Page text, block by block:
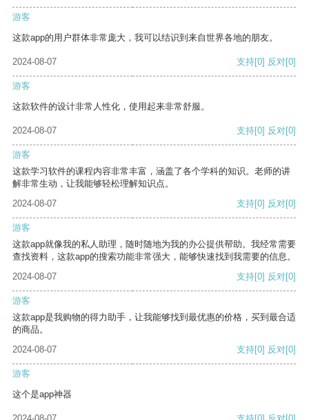
游客
这款app的用户群体非常庞大，我可以结识到来自世界各地的朋友。
2024-08-07 支持[0] 反对[0]
游客
这款软件的设计非常人性化，使用起来非常舒服。
2024-08-07 支持[0] 反对[0]
游客
这款学习软件的课程内容非常丰富，涵盖了各个学科的知识。老师的讲
解非常生动，让我能够轻松理解知识点。
2024-08-07
支持[0] 反对[0]
游客
这款app就像我的私人助理，随时随地为我的办公提供帮助。我经常需要
查找资料，这款app的搜索功能非常强大，能够快速找到我需要的信息。
2024-08-07
支持[0] 反对[0]
游客
这款app是我购物的得力助手，让我能够找到最优惠的价格，买到最合适
的商品。
2024-08-07
支持[0] 反对[0]
游客
这个是app神器